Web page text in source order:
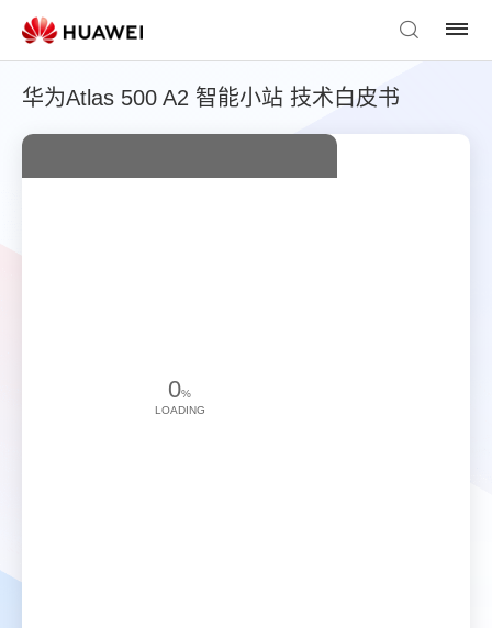
华为Atlas 500 A2 智能小站 技术白皮书
0%
LOADING